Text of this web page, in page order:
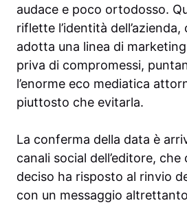
audace e poco ortodosso.
riflette l’identità
adotta una linea di
priva di compromessi,
l’enorme eco mediatica
piuttosto che evitarla.
La conferma della data è
canali social dell’editore,
deciso ha risposto al rinvio
con un messaggio